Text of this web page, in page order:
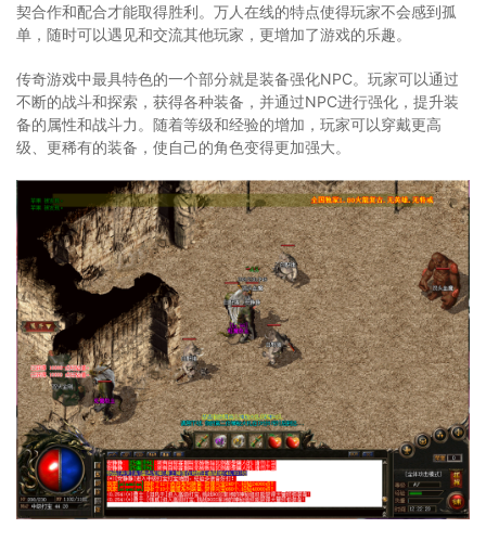
契合作和配合才能取得胜利。万人在线的特点使得玩家不会感到孤
单，随时可以遇见和交流其他玩家，更增加了游戏的乐趣。
传奇游戏中最具特色的一个部分就是装备强化NPC。玩家可以通过
不断的战斗和探索，获得各种装备，并通过NPC进行强化，提升装
备的属性和战斗力。随着等级和经验的增加，玩家可以穿戴更高
级、更稀有的装备，使自己的角色变得更加强大。